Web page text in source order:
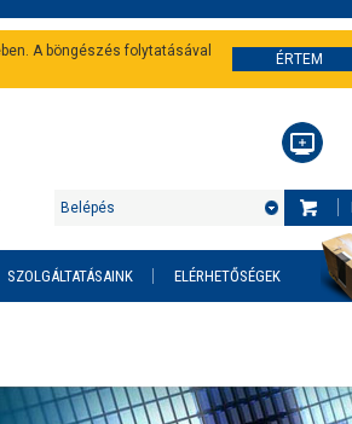
A böngészés folytatásával
ÉRTEM
Belépés
SZOLGÁLTATÁSAINK ELÉRHETŐSÉGEK